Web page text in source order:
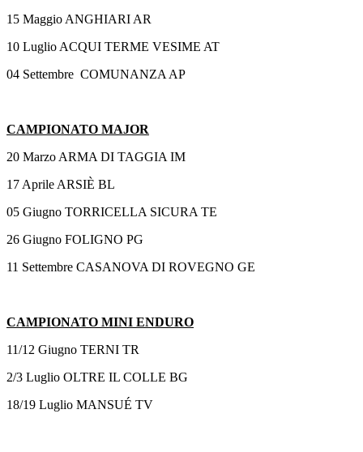
15 Maggio ANGHIARI AR
10 Luglio ACQUI TERME VESIME AT
04 Settembre COMUNANZA AP
CAMPIONATO MAJOR
20 Marzo ARMA DI TAGGIA IM
17 Aprile ARSIÈ BL
05 Giugno TORRICELLA SICURA TE
26 Giugno FOLIGNO PG
11 Settembre CASANOVA DI ROVEGNO GE
CAMPIONATO MINI ENDURO
11/12 Giugno TERNI TR
2/3 Luglio OLTRE IL COLLE BG
18/19 Luglio MANSUÉ TV